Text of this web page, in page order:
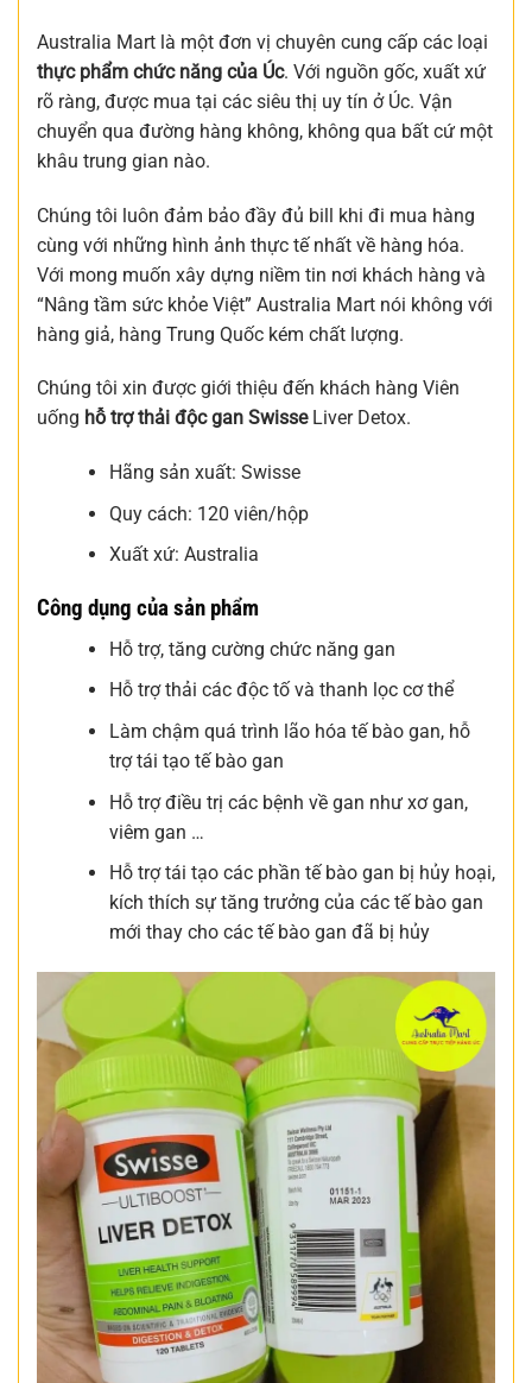
Australia Mart là một đơn vị chuyên cung cấp các loại
thực phẩm chức năng của Úc. Với nguồn gốc, xuất xứ
rõ ràng, được mua tại các siêu thị uy tín ở Úc. Vận
chuyển qua đường hàng không, không qua bất cứ một
khâu trung gian nào.
Chúng tôi luôn đảm bảo đầy đủ bill khi đi mua hàng
cùng với những hình ảnh thực tế nhất về hàng hóa.
Với mong muốn xây dựng niềm tin nơi khách hàng và
“Nâng tầm sức khỏe Việt” Australia Mart nói không với
hàng giả, hàng Trung Quốc kém chất lượng.
Chúng tôi xin được giới thiệu đến khách hàng Viên
uống hỗ trợ thải độc gan SwisseLiver Detox.
Hãng sản xuất: Swisse
Quy cách: 120 viên/hộp
Xuất xứ: Australia
Công dụng của sản phẩm
Hỗ trợ, tăng cường chức năng gan
Hỗ trợ thải các độc tố và thanh lọc cơ thể
Làm chậm quá trình lão hóa tế bào gan, hỗ
trợ tái tạo tế bào gan
Hỗ trợ điều trị các bệnh về gan như xơ gan,
viêm gan …
Hỗ trợ tái tạo các phần tế bào gan bị hủy hoại,
kích thích sự tăng trưởng của các tế bào gan
mới thay cho các tế bào gan đã bị hủy